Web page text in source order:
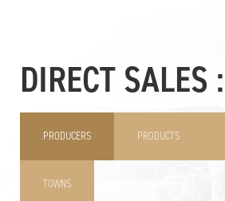
DIRECT SALES :
PRODUCERS PRODUCTS
TOWNS